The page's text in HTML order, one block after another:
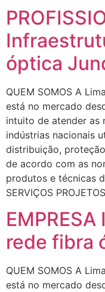
óptica
QUEM SOMOS A
está no mercado
intuito de atender as
indústrias nacionais
distribuição,
de acordo com as
produtos e técnicas
SERVIÇOS
rede fibra
QUEM SOMOS A
está no mercado